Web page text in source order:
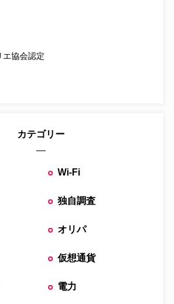
エ協会認定
カテゴリー
Wi-Fi
独自調査
オリパ
仮想通貨
電力